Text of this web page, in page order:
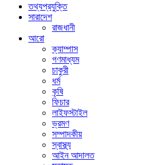
তথ্যপ্রযুক্তি
সারাদেশ
রাজধানী
আরো
ক্যাম্পাস
গণমাধ্যম
চাকুরী
ধর্ম
কৃষি
ফিচার
লাইফস্টাইল
ভ্রমণ
সম্পাদকীয়
স্বাস্থ্য
আইন আদালত